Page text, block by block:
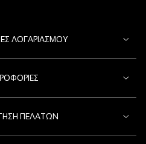
ΛΟΓΑΡΙΑΣΜΟΎ
ΠΕΛΑΤΏΝ